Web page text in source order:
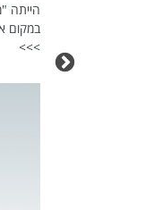
הייתה
במקום
>>>